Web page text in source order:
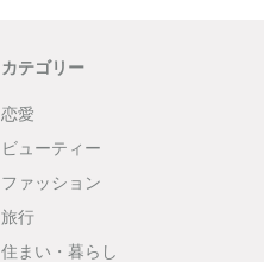
カテゴリー
恋愛
ビューティー
ファッション
旅行
住まい・暮らし